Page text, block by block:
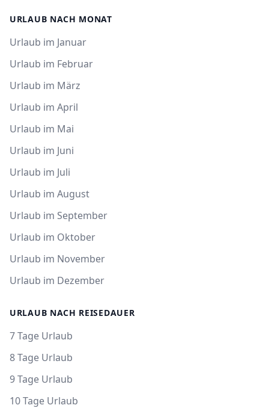
URLAUB NACH MONAT
Urlaub im Januar
Urlaub im Februar
Urlaub im März
Urlaub im April
Urlaub im Mai
Urlaub im Juni
Urlaub im Juli
Urlaub im August
Urlaub im September
Urlaub im Oktober
Urlaub im November
Urlaub im Dezember
URLAUB NACH REISEDAUER
7 Tage Urlaub
8 Tage Urlaub
9 Tage Urlaub
10 Tage Urlaub